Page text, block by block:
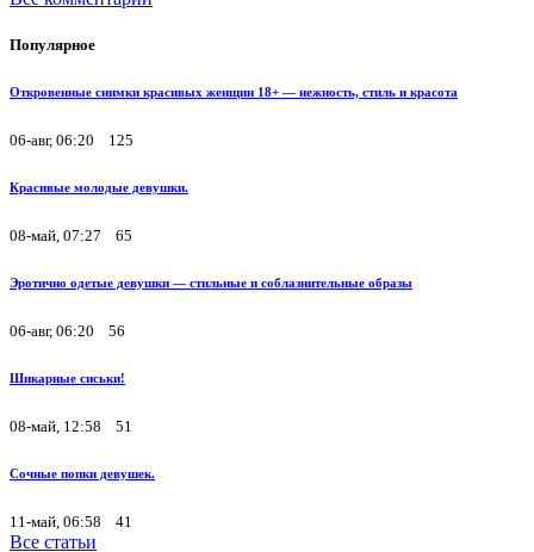
Популярное
Откровенные снимки красивых женщин 18+ — нежность, стиль и красота
06-авг, 06:20 125
Красивые молодые девушки.
08-май, 07:27 65
Эротично одетые девушки — стильные и соблазнительные образы
06-авг, 06:20 56
Шикарные сиськи!
08-май, 12:58 51
Сочные попки девушек.
11-май, 06:58 41
Все статьи